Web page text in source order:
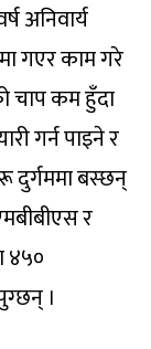
अनिवार्य
गएर काम गरे
चाप कम हुँदा
गर्न पाइने र
दुर्गममा बस्छन्
र
४५०
।